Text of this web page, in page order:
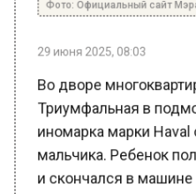
Во дворе
Триумфальная в
иномарка марки Haval
мальчика. Ребенок
и скончался в
этом сообщили в ГУ